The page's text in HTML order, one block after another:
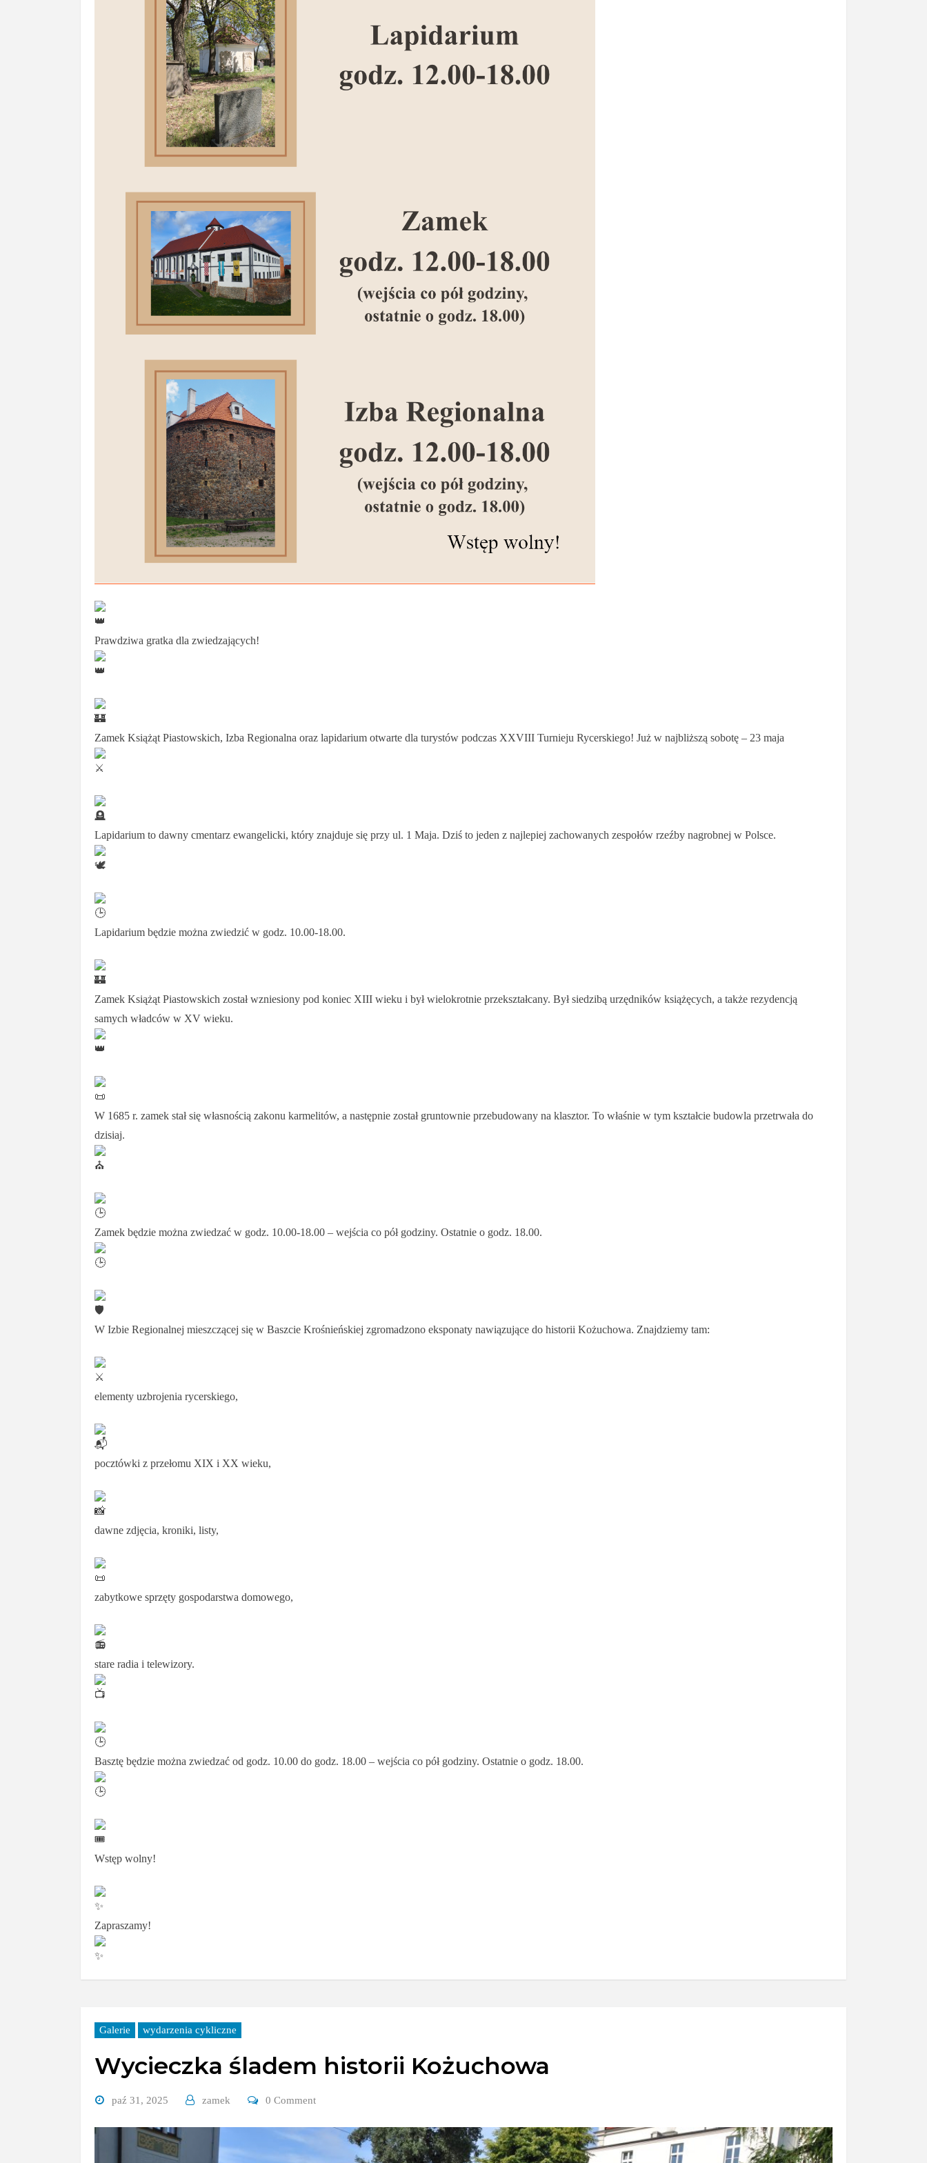
Prawdziwa gratka dla zwiedzających!
Zamek Książąt Piastowskich, Izba Regionalna oraz lapidarium otwarte dla turystów podczas XXVIII Turnieju Rycerskiego! Już w najbliższą sobotę – 23 maja
Lapidarium to dawny cmentarz ewangelicki, który znajduje się przy ul. 1 Maja. Dziś to jeden z najlepiej zachowanych zespołów rzeźby nagrobnej w Polsce.
Lapidarium będzie można zwiedzić w godz. 10.00-18.00.
Zamek Książąt Piastowskich został wzniesiony pod koniec XIII wieku i był wielokrotnie przekształcany. Był siedzibą urzędników książęcych, a także rezydencją
samych władców w XV wieku.
W 1685 r. zamek stał się własnością zakonu karmelitów, a następnie został gruntownie przebudowany na klasztor. To właśnie w tym kształcie budowla przetrwała do
dzisiaj.
Zamek będzie można zwiedzać w godz. 10.00-18.00 – wejścia co pół godziny. Ostatnie o godz. 18.00.
W Izbie Regionalnej mieszczącej się w Baszcie Krośnieńskiej zgromadzono eksponaty nawiązujące do historii Kożuchowa. Znajdziemy tam:
elementy uzbrojenia rycerskiego,
pocztówki z przełomu XIX i XX wieku,
dawne zdjęcia, kroniki, listy,
zabytkowe sprzęty gospodarstwa domowego,
stare radia i telewizory.
Basztę będzie można zwiedzać od godz. 10.00 do godz. 18.00 – wejścia co pół godziny. Ostatnie o godz. 18.00.
Wstęp wolny!
Zapraszamy!
Galerie wydarzenia cykliczne
Wycieczka śladem historii Kożuchowa
paź 31, 2025 zamek 0 Comment